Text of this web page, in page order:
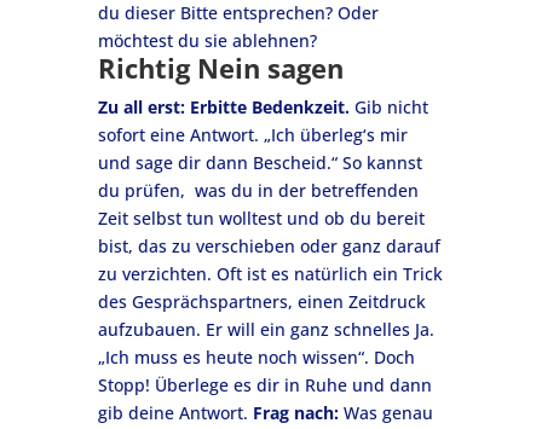
du dieser Bitte entsprechen? Oder
möchtest du sie ablehnen?
Richtig Nein sagen
Zu all erst: Erbitte Bedenkzeit.Gib nicht
sofort eine Antwort. „Ich überleg‘s mir
und sage dir dann Bescheid.“ So kannst
du prüfen, was du in der betreffenden
Zeit selbst tun wolltest und ob du bereit
bist, das zu verschieben oder ganz darauf
zu verzichten. Oft ist es natürlich ein Trick
des Gesprächspartners, einen Zeitdruck
aufzubauen. Er will ein ganz schnelles Ja.
„Ich muss es heute noch wissen“. Doch
Stopp! Überlege es dir in Ruhe und dann
gib deine Antwort. Frag nach:Was genau